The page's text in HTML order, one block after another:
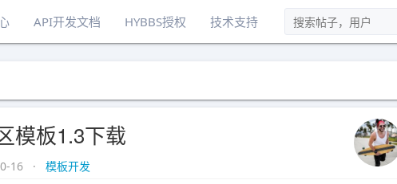
API开发文档 HYBBS授权 技术支持
模板1.3下载
16 · 模板开发